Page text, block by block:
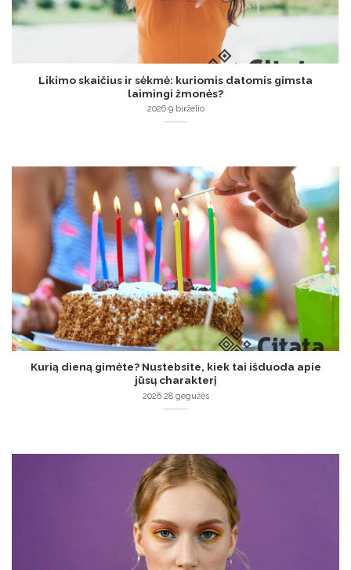
Likimo skaičius ir sėkmė: kuriomis datomis gimsta
laimingi žmonės?
2026 9 birželio
Kurią dieną gimėte? Nustebsite, kiek tai išduoda apie
jūsų charakterį
2026 28 gegužės